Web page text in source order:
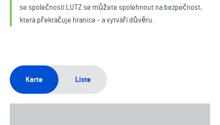
se společností LUTZ se můžete spolehnout na bezpečnost,
která překračuje hranice - a vytváří důvěru.
Karte Liste